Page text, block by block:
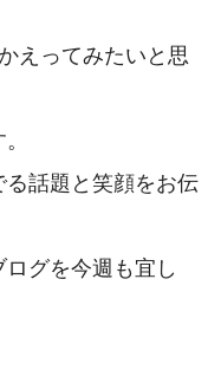
えってみたいと思
話題と笑顔をお伝
グを今週も宜し